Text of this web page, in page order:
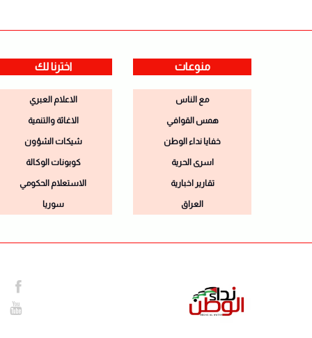
منوعات
مع الناس
همس القوافي
خفايا نداء الوطن
اسرى الحرية
تقارير اخبارية
العراق
اخترنا لك
الاعلام العبري
الاغاثة والتنمية
شيكات الشؤون
كوبونات الوكالة
الاستعلام الحكومي
سوريا